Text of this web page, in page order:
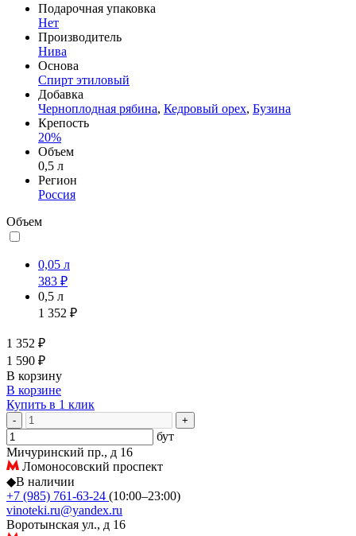
Подарочная упаковка
Нет
Производитель
Нива
Основа
Спирт этиловый
Добавка
Черноплодная рябина, Кедровый орех, Бузина
Крепость
20%
Объем
0,5 л
Регион
Россия
Объем
0,05 л
383 ₽
0,5 л
1 352 ₽
1 352 ₽
1 590 ₽
В корзину
В корзине
Купить в 1 клик
- +
бут
Мичуринский пр., д 16
Ломоносовский проспект
◆В наличии
+7 (985) 761-63-24 (10:00–23:00)
vinoteki.ru@yandex.ru
Воротынская ул., д 16